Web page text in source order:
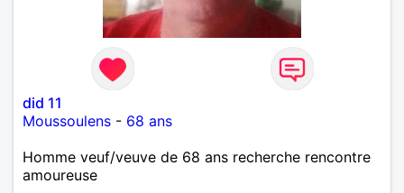
did 11
Moussoulens - 68 ans
Homme veuf/veuve de 68 ans recherche rencontre
amoureuse